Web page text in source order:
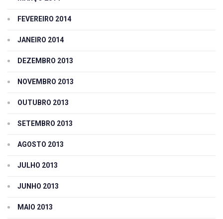
FEVEREIRO 2014
JANEIRO 2014
DEZEMBRO 2013
NOVEMBRO 2013
OUTUBRO 2013
SETEMBRO 2013
AGOSTO 2013
JULHO 2013
JUNHO 2013
MAIO 2013